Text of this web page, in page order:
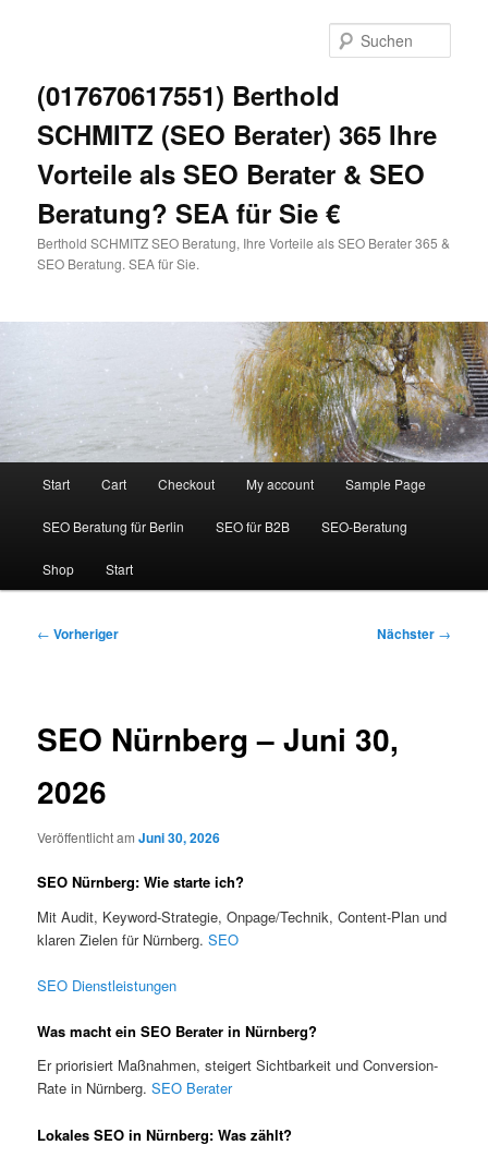
(017670617551) Berthold
SCHMITZ (SEO Berater) 365 Ihre
Vorteile als SEO Berater & SEO
Beratung? SEA für Sie €
Berthold SCHMITZ SEO Beratung, Ihre Vorteile als SEO Berater 365 &
SEO Beratung. SEA für Sie.
Start Cart Checkout My account Sample Page
SEO Beratung für Berlin SEO für B2B SEO-Beratung
Shop Start
Beitragsnavigation
← Vorheriger Nächster →
SEO Nürnberg – Juni 30,
2026
Veröffentlicht amJuni 30, 2026
SEO Nürnberg: Wie starte ich?
Mit Audit, Keyword-Strategie, Onpage/Technik, Content-Plan und
klaren Zielen für Nürnberg.SEO
SEO Dienstleistungen
Was macht ein SEO Berater in Nürnberg?
Er priorisiert Maßnahmen, steigert Sichtbarkeit und Conversion-
Rate in Nürnberg.SEO Berater
Lokales SEO in Nürnberg: Was zählt?